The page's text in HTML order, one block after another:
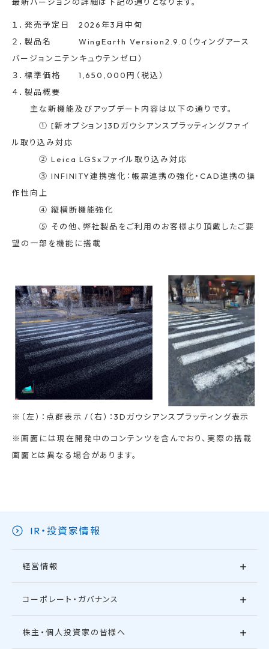
１．発売予定日 2026年3月中旬
２．製品名 WingEarth Version2.9.0（ウィングアース
バージョンニテンキュウテンゼロ）
３．標準価格 1,650,000円（税込）
４．製品概要
主な新機能及びアップデート内容は以下の通りです。
① [新オプション]3Dガウシアンスプラッティングファイ
ル取り込み対応
② Leica LGSxファイル取り込み対応
③ INFINITY連携強化：帳票連携の強化・CAD連携の操
作性向上
④ 縦横断機能強化
⑤ その他、弊社製品をご利用のお客様より頂戴したご要
望の一部を機能に搭載
※（左）：点群表示 /（右）：3Dガウシアンスプラッティング表示
※画面には現在開発中のコンテンツを含んでおり、実際の搭載
画面とは異なる場合があります。
IR・投資家情報
経営情報
コーポレート・ガバナンス
株主・個人投資家の皆様へ